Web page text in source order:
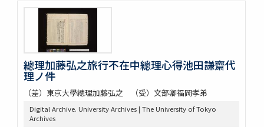
總理加藤弘之旅行不在中總理心得池田謙齋代
理ノ件
（差）東京大學總理加藤弘之 （受）文部卿福岡孝弟
Digital Archive. University Archives | The University of Tokyo
Archives